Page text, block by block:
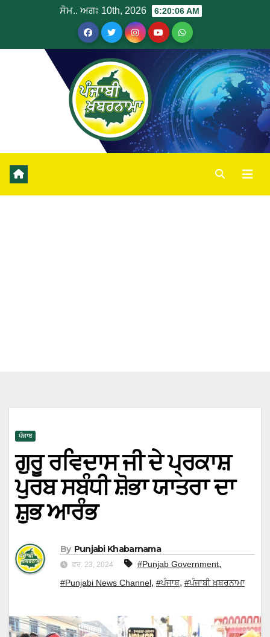
ਸੋਮ.. ਅਗਃ 10th, 2026 6:20:06 AM
ਪੰਜਾਬ
ਗੁਰੂ ਰਵਿਦਾਸ ਜੀ ਦੇ ਪ੍ਰਕਾਸ਼
ਪੁਰਬ ਸਬੰਧੀ ਸ਼ੋਭਾ ਯਾਤਰਾ ਦਾ
ਸ਼ੁਭ ਆਰੰਭ
By Punjabi Khabarnama
ਫਰ. 23, 2024 #Punjab Government,
#Punjabi News Channel, #ਪੰਜਾਬ, #ਪੰਜਾਬੀ ਖ਼ਬਰਨਾਮਾ